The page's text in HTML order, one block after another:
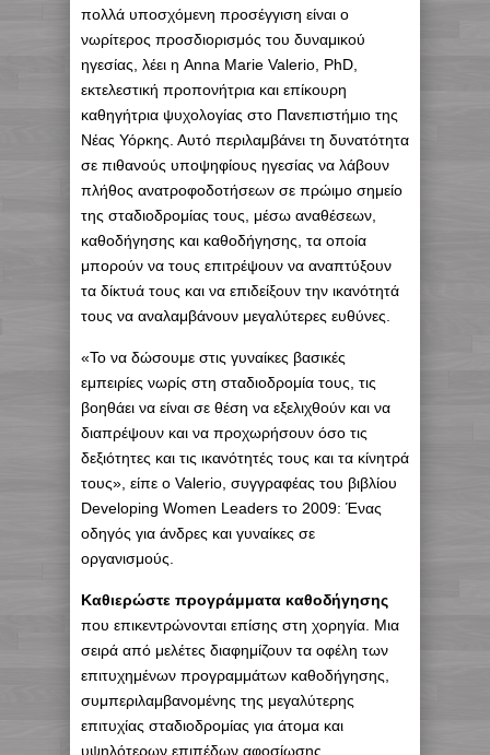
πολλά υποσχόμενη προσέγγιση είναι ο
νωρίτερος προσδιορισμός του δυναμικού
ηγεσίας, λέει η Anna Marie Valerio, PhD,
εκτελεστική προπονήτρια και επίκουρη
καθηγήτρια ψυχολογίας στο Πανεπιστήμιο της
Νέας Υόρκης. Αυτό περιλαμβάνει τη δυνατότητα
σε πιθανούς υποψηφίους ηγεσίας να λάβουν
πλήθος ανατροφοδοτήσεων σε πρώιμο σημείο
της σταδιοδρομίας τους, μέσω αναθέσεων,
καθοδήγησης και καθοδήγησης, τα οποία
μπορούν να τους επιτρέψουν να αναπτύξουν
τα δίκτυά τους και να επιδείξουν την ικανότητά
τους να αναλαμβάνουν μεγαλύτερες ευθύνες.
«Το να δώσουμε στις γυναίκες βασικές
εμπειρίες νωρίς στη σταδιοδρομία τους, τις
βοηθάει να είναι σε θέση να εξελιχθούν και να
διαπρέψουν και να προχωρήσουν όσο τις
δεξιότητες και τις ικανότητές τους και τα κίνητρά
τους», είπε ο Valerio, συγγραφέας του βιβλίου
Developing Women Leaders το 2009: Ένας
οδηγός για άνδρες και γυναίκες σε
οργανισμούς.
Καθιερώστε προγράμματα καθοδήγησης
που επικεντρώνονται επίσης στη χορηγία. Μια
σειρά από μελέτες διαφημίζουν τα οφέλη των
επιτυχημένων προγραμμάτων καθοδήγησης,
συμπεριλαμβανομένης της μεγαλύτερης
επιτυχίας σταδιοδρομίας για άτομα και
υψηλότερων επιπέδων αφοσίωσης,